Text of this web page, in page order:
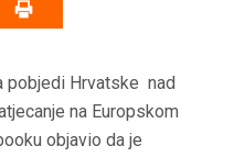
pobjedi Hrvatske nad
na Europskom
objavio da je